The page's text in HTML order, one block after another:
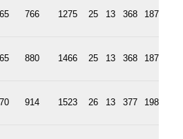
65 766 1275 25 13 368 187
65 880 1466 25 13 368 187
70 914 1523 26 13 377 198